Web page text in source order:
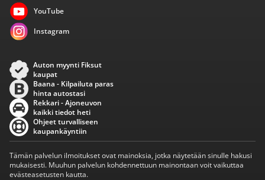
YouTube
Instagram
Auton myynti Fiksut
kaupat
Baana - Kilpailuta paras
hinta autostasi
Rekkari - Ajoneuvon
kaikki tiedot heti
Ohjeet turvalliseen
kaupankäyntiin
Tämän palvelun ilmoitukset ovat mainoksia, jotka näytetään sinulle hakusi
mukaisesti. Muuhun palvelun kohdennettuun mainontaan voit vaikuttaa
evästeasetusten kautta.